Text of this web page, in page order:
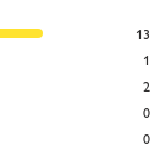
13
1
2
0
0